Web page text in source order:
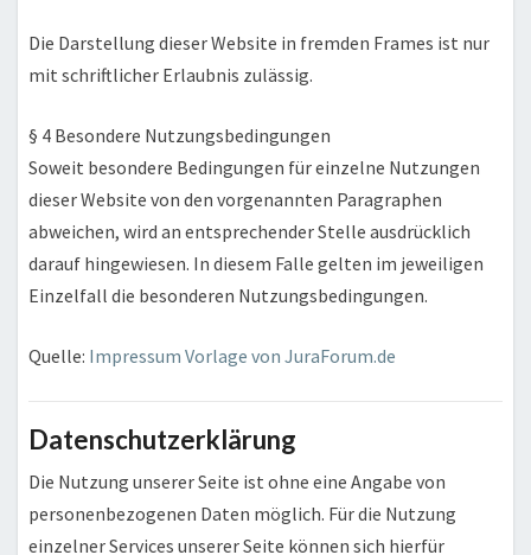
Die Darstellung dieser Website in fremden Frames ist nur
mit schriftlicher Erlaubnis zulässig.
§ 4 Besondere Nutzungsbedingungen
Soweit besondere Bedingungen für einzelne Nutzungen
dieser Website von den vorgenannten Paragraphen
abweichen, wird an entsprechender Stelle ausdrücklich
darauf hingewiesen. In diesem Falle gelten im jeweiligen
Einzelfall die besonderen Nutzungsbedingungen.
Quelle: Impressum Vorlage von JuraForum.de
Datenschutzerklärung
Die Nutzung unserer Seite ist ohne eine Angabe von
personenbezogenen Daten möglich. Für die Nutzung
einzelner Services unserer Seite können sich hierfür